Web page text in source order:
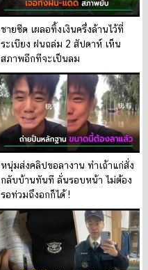
ชายซีด เผลอทิ้งเงินครึ่งล้านไว้ที่
ระเบียง ฝนถล่ม 2 สัปดาห์ เห็น
สภาพอีกทีจะเป็นลม
หนุ่มส่งคลิปขอลางาน ทำเถ้าแก่สั่ง
กลับบ้านทันที ลั่นรอบหน้า ไม่ต้อง
รอท่วมถึงอกก็ได้ !